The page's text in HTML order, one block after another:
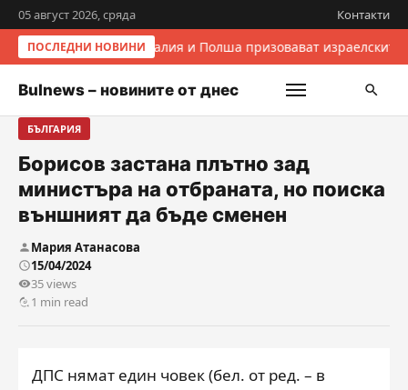
05 август 2026, сряда Контакти
ПОСЛЕДНИ НОВИНИИталия и Полша призовават
Bulnews – новините от днес
БЪЛГАРИЯ
Борисов застана плътно зад
министъра на отбраната, но поиска
външният да бъде сменен
Мария Атанасова
15/04/2024
35 views
1 min read
ДПС нямат един човек (бел. от ред. – в